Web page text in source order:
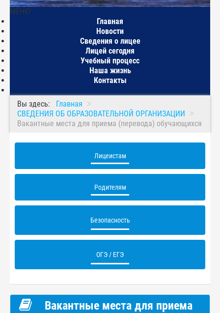
МЕНЮ
Главная
Новости
Сведения о лицее
Лицей сегодня
Учебный процесс
Наша жизнь
Контакты
Вы здесь:
Главная
СВЕДЕНИЯ ОБ ОБРАЗОВАТЕЛЬНОЙ ОРГАНИЗАЦИИ
Вакантные места для приема (перевода) обучающихся
Лицеистам
Родителям
Безопасность
ОГЭ / ЕГЭ
Вакантные места для приема